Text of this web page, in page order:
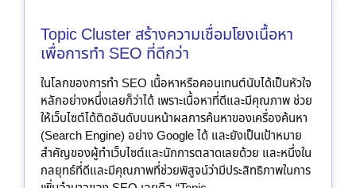
Topic Cluster สร้างความเชื่อมโยงเนื้อหา
เพื่อการทำ SEO ที่ดีกว่า
ในโลกของการทำ SEO เนื้อหาหรือคอนเทนต์นับได้เป็นหัวใจ
หลักอย่างหนึ่งเลยก็ว่าได้ เพราะเนื้อหาที่ดีและมีคุณภาพ ช่วย
ให้เว็บไซต์ได้ติดอันดับบนหน้าผลการค้นหาของเครื่องค้นหา
(Search Engine) อย่าง Google ได้ และยังเป็นเป้าหมาย
สำคัญของผู้ทำเว็บไซต์และนักการตลาดเลยด้วย และหนึ่งใน
กลยุทธ์ที่ดีและมีคุณภาพที่ช่วยพิสูจน์ว่ามีประสิทธิภาพในการ